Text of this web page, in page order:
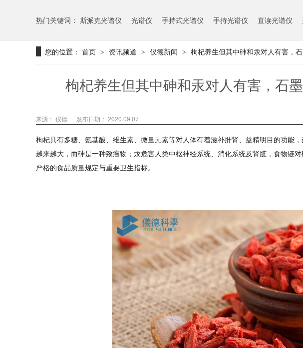
热门关键词： 斯派克光谱仪 光谱仪 手持式光谱仪 手持光谱仪 直读光谱仪
您的位置： 首页 > 资讯频道 > 仪德新闻 > 枸杞养生但其中砷和汞对人有害，
枸杞养生但其中砷和汞对人有害，石
来源： 仪德 发布日期： 2020.09.07
枸杞具有多糖、氨基酸、维生素、微量元素等对人体有着滋补肝肾、益精明目的功能
越来越大，而砷是一种致癌物；汞危害人类中枢神经系统、消化系统及肾脏，食物链
严格的食品质量规定与重要卫生指标。